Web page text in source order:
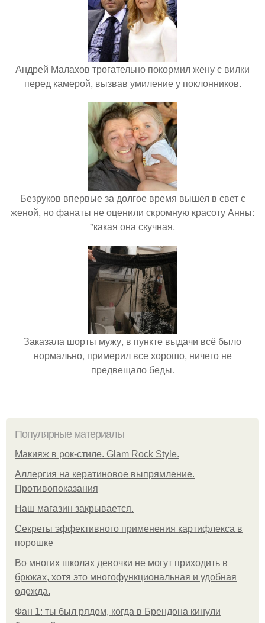
Андрей Малахов трогательно покормил жену с вилки
перед камерой, вызвав умиление у поклонников.
Безруков впервые за долгое время вышел в свет с
женой, но фанаты не оценили скромную красоту Анны:
"какая она скучная.
Заказала шорты мужу, в пункте выдачи всё было
нормально, примерил все хорошо, ничего не
предвещало беды.
Популярные материалы
Макияж в рок-стиле. Glam Rock Style.
Аллергия на кератиновое выпрямление.
Противопоказания
Нaш магaзин зaкрывaeтся.
Секреты эффективного применения картифлекса в
порошке
Во многих школах девочки не могут приходить в
брюках, хотя это многофункциональная и удобная
одежда.
Фан 1: ты был рядом, когда в Брендона кинули